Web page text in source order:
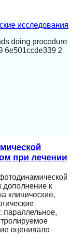
исследования
при лечении
дополнение к
клинические,
параллельное,
оценивало